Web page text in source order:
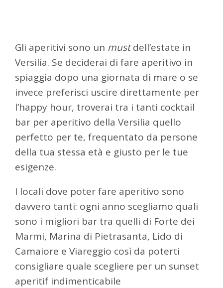
Gli aperitivi sono un mustdell’estate in
Versilia. Se deciderai di fare aperitivo in
spiaggia dopo una giornata di mare o se
invece preferisci uscire direttamente per
l’happy hour, troverai tra i tanti cocktail
bar per aperitivo della Versilia quello
perfetto per te, frequentato da persone
della tua stessa età e giusto per le tue
esigenze.
I locali dove poter fare aperitivo sono
davvero tanti: ogni anno scegliamo quali
sono i migliori bar tra quelli di Forte dei
Marmi, Marina di Pietrasanta, Lido di
Camaiore e Viareggio così da poterti
consigliare quale scegliere per un sunset
aperitif indimenticabile